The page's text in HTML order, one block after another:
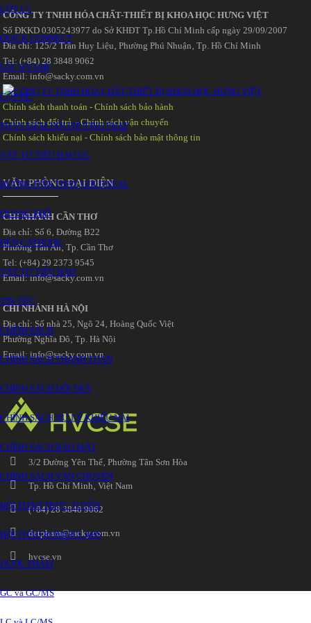
CỘT LC
QUICK CONNECT
SẮC KÝ KHÍ
CỘT GC
PHẦN MỀM ĐỔI PHƯƠNG PHÁP
VẬT TƯ TIÊU HAO GC
HƯỚNG DẪN THAY GOLD SEAL
QUANG PHỔ
ĐÈN CATHODE
VẬT TƯ TIÊU HAO
TIN TỨC
CHÍNH SÁCH
CHÍNH SÁCH THANH TOÁN
CHÍNH SÁCH ĐỔI TRẢ
CHÍNH SÁCH XỬ LÝ KHIẾU NẠI
CHÍNH SÁCH BẢO MẬT
CHÍNH SÁCH VẬN CHUYỂN
HỘI THẢO TRỰC TUYẾN
HỘI THẢO ROMER LABS
DƯỢC PHẨM
GC và GC/MS
CÔNG TY TNHH HÓA CHẤT-THIẾT BỊ KHOA HỌC HƯNG VIỆT
Số ĐKKD 0305243977 do Sở KHĐT Tp.Hồ Chí Minh cấp ngày 29/09/2007
Đia chỉ: 125/2 Trần Huy Liệu‚ Phường Phú Nhuận‚ Tp. Hồ Chí Minh
Tel: (+84) 28 3848 9062
Email: info@sacky.com.vn
Chính sách thanh toán -Chính sách bảo hành
Chính sách đổi trả-Chính sách vận chuyển
Chính sách khiếu nại -Chính sách bảo mật thông tin
VĂN PHÒNG ĐẠI DIỆN
CHI NHÁNH CẦN THƠ
Địa chỉ: Số 6‚ Đường B22
Phường Tân An‚ Tp. Cần Thơ
Tel: (+84) 29 2373 9545
Email: info@sacky.com.vn
CHI NHÁNH HÀ NỘI
Địa chỉ: Số nhà 25‚ Ngõ 24‚ Hoàng Quốc Việt
Phường Nghĩa Đô‚ Tp. Hà Nội
Email: info@sacky.com.vn
3/2 Đường Yên Thế‚ Phường Tân Sơn Hòa
Tp. Hồ Chí Minh‚ Việt Nam
(+84) 28 3848 9062
datpham@sacky.com.vn
hvcse.vn